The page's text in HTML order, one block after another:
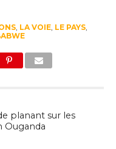
, LA VOIE, LE PAYS,
planant sur les
Ouganda